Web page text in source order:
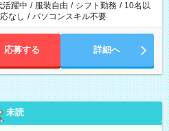
活躍中 / 服装自由 / シフト勤務 / 10名以
なし / パソコンスキル不要
応募する 詳細へ
未読